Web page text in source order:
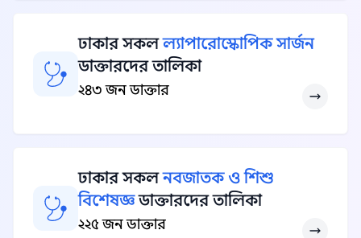
ঢাকার সকলল্যাপারোস্কোপিক সার্জন
ডাক্তারদের তালিকা
২৪৩ জন ডাক্তার
ঢাকার সকলনবজাতক ও শিশু
বিশেষজ্ঞডাক্তারদের তালিকা
২২৫ জন ডাক্তার